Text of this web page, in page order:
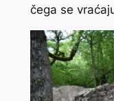
čega se